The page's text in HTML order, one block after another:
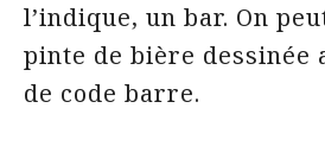
l’indique, un bar. On
pinte de bière dessinée
de code barre.